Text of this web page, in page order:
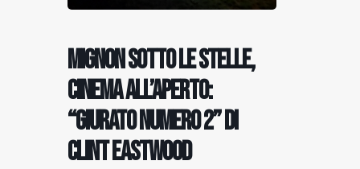
RICERCA
Mignon sotto le stelle,
cinema all’aperto:
“Giurato Numero 2” di
Clint Eastwood